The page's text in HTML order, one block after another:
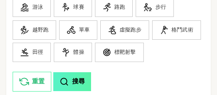
游泳 球賽 路跑 步行
越野跑 單車 虛擬跑步 格鬥武術
田徑 體操 標靶射擊
重置 搜尋